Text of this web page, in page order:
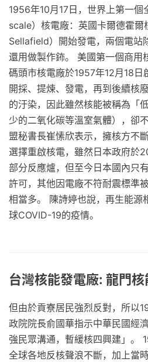
1956年10月17日，世界上第一個
scale）核電廠：英國卡爾德霍爾
Sellafield）開始發電，兩個電站
還用做製作鈽。 美國第一個商用
碼頭市核電廠於1957年12月18日
開採、提煉、發電，再到後續核
的汙染，因此雖然核能被稱為「
少的二氧化碳等溫室氣體），卻
盟秘書長崔愫欣表示，擁核方不
選擇重啟核電，雖然日本政府於
部分反應爐，但至今日本國內只
許可，其他因電廠不符耐震標準
相當多。 陳詩婷也說，再生能源
球COVID-19的疫情。
台灣核能發電廠: 龍門
但由於貢寮居民強烈反對，所以
政院院長俞國華指示中華民國經
強民眾溝通，暫緩核四興建」。
全球各地反核聲浪不斷，加上當